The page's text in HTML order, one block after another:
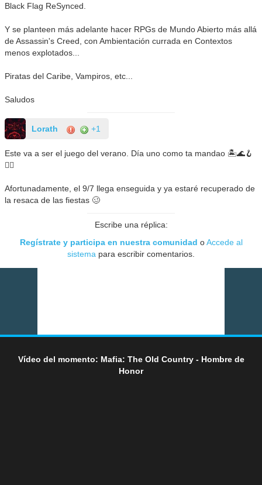
Black Flag ReSynced.
Y se planteen más adelante hacer RPGs de Mundo Abierto más allá
de Assassin's Creed, con Ambientación currada en Contextos
menos explotados...
Piratas del Caribe, Vampiros, etc...
Saludos
Lorath +1
Este va a ser el juego del verano. Día uno como ta mandao 🏝️🌊🪝
🏴‍☠️
Afortunadamente, el 9/7 llega enseguida y ya estaré recuperado de
la resaca de las fiestas 🥴
Escribe una réplica:
Regístrate y participa en nuestra comunidad oAccede al
sistema para escribir comentarios.
Vídeo del momento: Mafia: The Old Country - Hombre de
Honor